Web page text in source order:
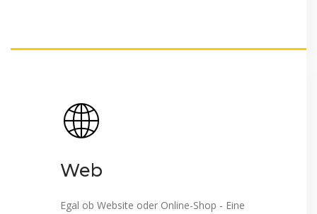
Web
Egal ob Website oder Online-Shop - Eine